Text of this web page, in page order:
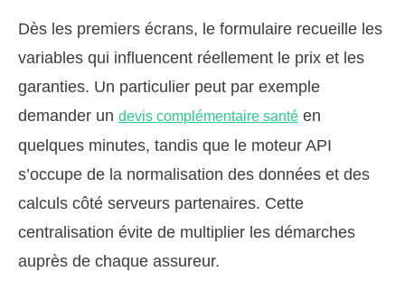
Dès les premiers écrans, le formulaire recueille les
variables qui influencent réellement le prix et les
garanties. Un particulier peut par exemple
demander un devis complémentaire santé en
quelques minutes, tandis que le moteur API
s’occupe de la normalisation des données et des
calculs côté serveurs partenaires. Cette
centralisation évite de multiplier les démarches
auprès de chaque assureur.